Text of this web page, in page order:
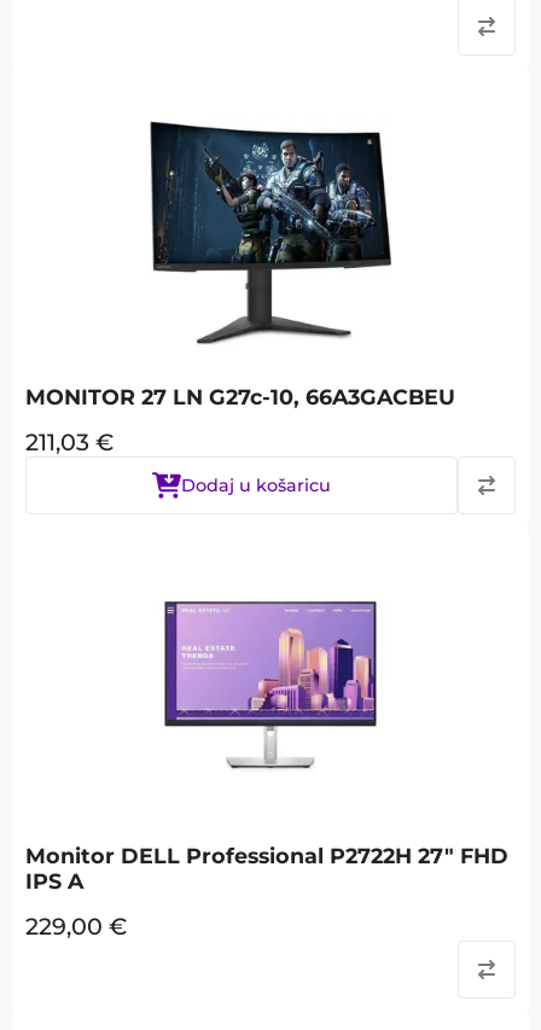
MONITOR 27 LN G27c-10, 66A3GACBEU
211,03 €
Dodaj u košaricu
Monitor DELL Professional P2722H 27" FHD
IPS A
229,00 €